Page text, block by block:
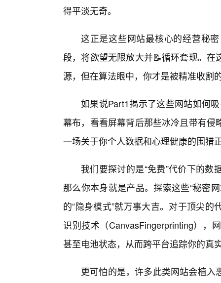
得平淡无奇。
这正是这些网站最核心的经营秘
段，将欲望无限放大并📝循环套现。
源，但在算法眼中，你才是被精准收割
如果说Part1揭示了这些网站如何
幕布，看看屏幕背后那些冰冷且带有
一场关于你个人数据和心理健康的围猎
我们要探讨的是“免费”代价下的
那么你本身就是产品。探索这些“秘密
的“隐身模式”就万事大吉。对于顶尖
识别技术（CanvasFingerprinting），
甚至电池状态，从而跨平台追踪你的真
更可怕的是，许多此类网站会植